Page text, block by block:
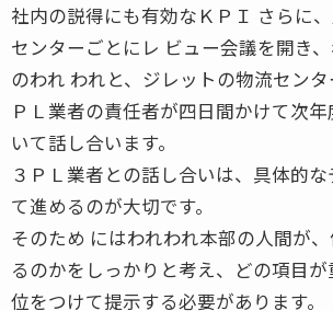
社内の説得にも有効なＫＰＩ さらに
センターごとにレ ビュー会議を開き
のわれ われと、ジレットの物流セン
ＰＬ業者の責任者が四日間かけて次
いて話し合います。
３ＰＬ業者との話し合いは、具体的
て進めるのが大切です。
そのため にはわれわれ本部の人間が
るのかをしっかりと考え、どの項目
位をつけて提示する必要があります。